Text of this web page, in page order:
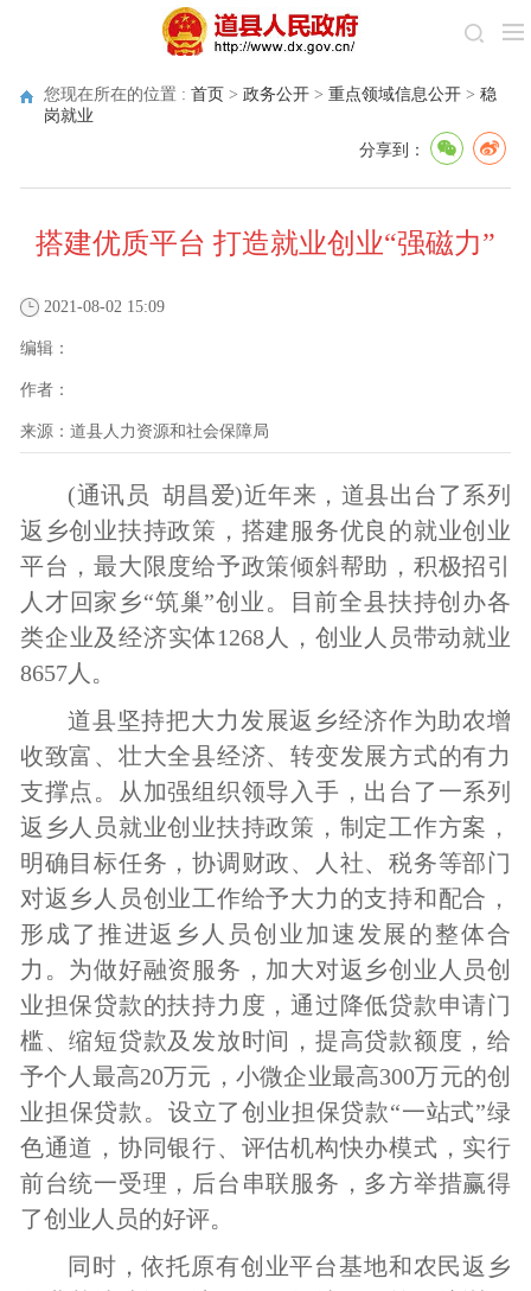
您现在所在的位置 : 首页 > 政务公开 > 重点领域信息公开 > 稳
岗就业
分享到：
搭建优质平台 打造就业创业“强磁力”
2021-08-02 15:09
编辑：
作者：
来源： 道县人力资源和社会保障局
(通讯员 胡昌爱)近年来，道县出台了系列
返乡创业扶持政策，搭建服务优良的就业创业
平台，最大限度给予政策倾斜帮助，积极招引
人才回家乡“筑巢”创业。目前全县扶持创办各
类企业及经济实体1268 人，创业人员带动就业
8657人。
道县坚持把大力发展返乡经济作为助农增
收致富、壮大全县经济、转变发展方式的有力
支撑点。从加强组织领导入手，出台了一系列
返乡人员就业创业扶持政策，制定工作方案，
明确目标任务，协调财政、人社、税务等部门
对返乡人员创业工作给予大力的支持和配合，
形成了推进返乡人员创业加速发展的整体合
力。为做好融资服务，加大对返乡创业人员创
业担保贷款的扶持力度，通过降低贷款申请门
槛、缩短贷款及发放时间，提高贷款额度，给
予个人最高20万元，小微企业最高300万元的创
业担保贷款。设立了创业担保贷款“一站式”绿
色通道，协同银行、评估机构快办模式，实行
前台统一受理，后台串联服务，多方举措赢得
了创业人员的好评。
同时，依托原有创业平台基地和农民返乡